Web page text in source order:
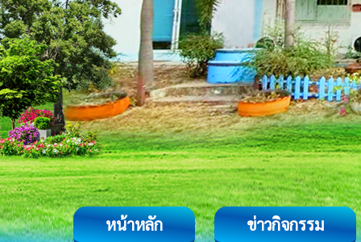
หน้าหลัก ข่าวกิจกรรม